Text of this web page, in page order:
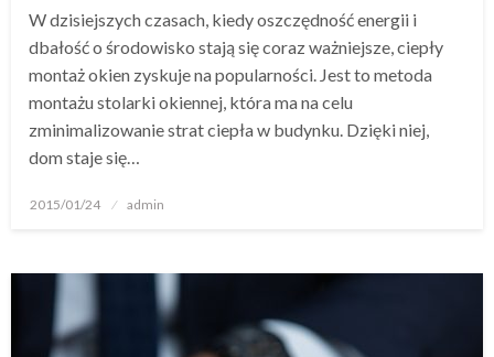
W dzisiejszych czasach, kiedy oszczędność energii i
dbałość o środowisko stają się coraz ważniejsze, ciepły
montaż okien zyskuje na popularności. Jest to metoda
montażu stolarki okiennej, która ma na celu
zminimalizowanie strat ciepła w budynku. Dzięki niej,
dom staje się…
Opublikowane
2015/01/24 admin